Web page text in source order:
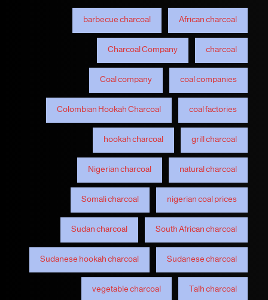
African charcoal
barbecue charcoal
charcoal
Charcoal Company
coal companies
Coal company
coal factories
Colombian Hookah Charcoal
grill charcoal
hookah charcoal
natural charcoal
Nigerian charcoal
nigerian coal prices
Somali charcoal
South African charcoal
Sudan charcoal
Sudanese charcoal
Sudanese hookah charcoal
Talh charcoal
vegetable charcoal